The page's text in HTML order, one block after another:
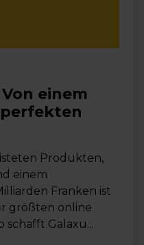
einem
Produkten,
einem
Franken ist
größten online
schafft Galaxu...